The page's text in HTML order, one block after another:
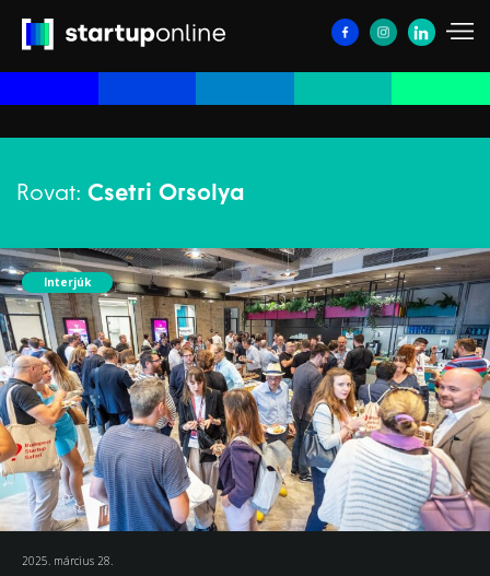
Rovat: Csetri Orsolya
Interjúk
2025. március 28.